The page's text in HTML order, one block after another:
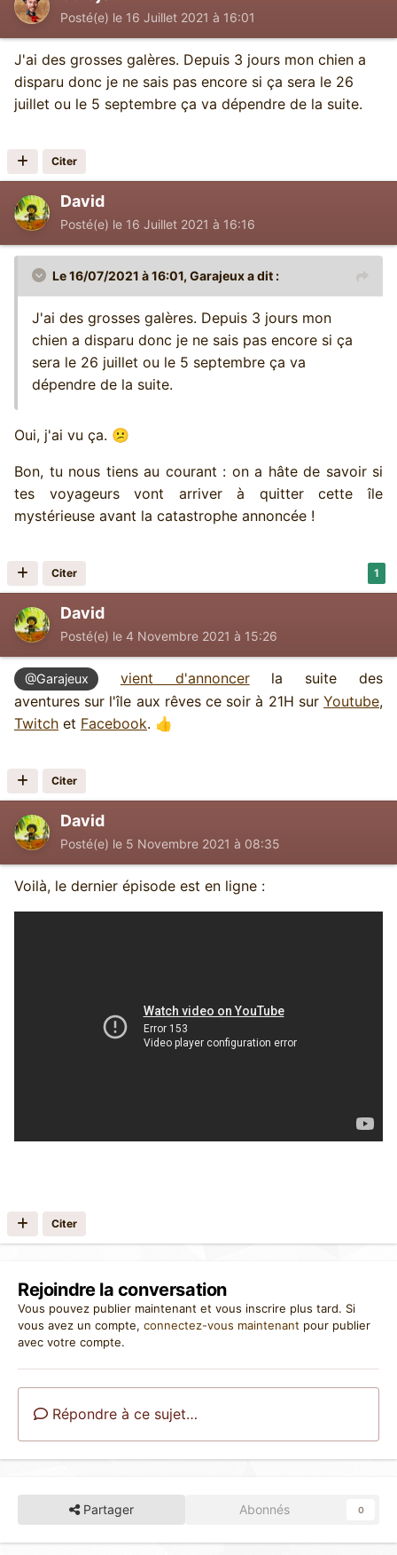
Posté(e) le 16 Juillet 2021 à 16:01
J'ai des grosses galères. Depuis 3 jours mon chien a
disparu donc je ne sais pas encore si ça sera le 26
juillet ou le 5 septembre ça va dépendre de la suite.
Citer
David
Posté(e) le 16 Juillet 2021 à 16:16
Le 16/07/2021 à 16:01, Garajeuxa dit :
J'ai des grosses galères. Depuis 3 jours mon
chien a disparu donc je ne sais pas encore si ça
sera le 26 juillet ou le 5 septembre ça va
dépendre de la suite.
Oui, j'ai vu ça. 😕
Bon, tu nous tiens au courant : on a hâte de savoir si
tes voyageurs vont arriver à quitter cette île
mystérieuse avant la catastrophe annoncée !
1
Citer
David
Posté(e) le 4 Novembre 2021 à 15:26
@Garajeux vient d'annoncerla suite des
aventures sur l'île aux rêves ce soir à 21H sur Youtube,
Twitch et Facebook. 👍
Citer
David
Posté(e) le 5 Novembre 2021 à 08:35
Voilà, le dernier épisode est en ligne :
Citer
Rejoindre la conversation
Vous pouvez publier maintenant et vous inscrire plus tard. Si
vous avez un compte, connectez-vous maintenant pour publier
avec votre compte.
Répondre à ce sujet…
Partager Abonnés 0